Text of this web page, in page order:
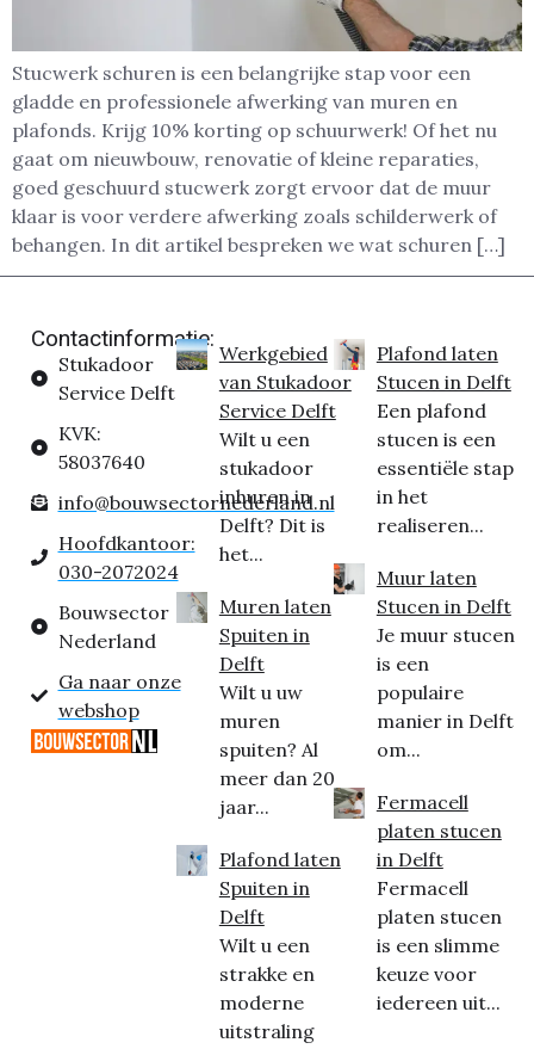
Stucwerk schuren is een belangrijke stap voor een
gladde en professionele afwerking van muren en
plafonds. Krijg 10% korting op schuurwerk! Of het nu
gaat om nieuwbouw, renovatie of kleine reparaties,
goed geschuurd stucwerk zorgt ervoor dat de muur
klaar is voor verdere afwerking zoals schilderwerk of
behangen. In dit artikel bespreken we wat schuren […]
Contactinformatie:
Stukadoor
Service Delft
KVK:
58037640
info@bouwsectornederland.nl
Hoofdkantoor:
030-2072024
Bouwsector
Nederland
Ga naar onze
webshop
Werkgebied
van Stukadoor
Service Delft
Wilt u een
stukadoor
inhuren in
Delft? Dit is
het...
Muren laten
Spuiten in
Delft
Wilt u uw
muren
spuiten? Al
meer dan 20
jaar...
Plafond laten
Spuiten in
Delft
Wilt u een
strakke en
moderne
uitstraling
Plafond laten
Stucen in Delft
Een plafond
stucen is een
essentiële stap
in het
realiseren...
Muur laten
Stucen in Delft
Je muur stucen
is een
populaire
manier in Delft
om...
Fermacell
platen stucen
in Delft
Fermacell
platen stucen
is een slimme
keuze voor
iedereen uit...